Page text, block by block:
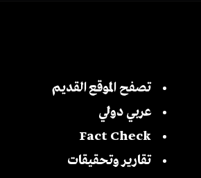
تصفح الموقع القديم
عربي دولي
Fact Check
تقارير وتحقيقات